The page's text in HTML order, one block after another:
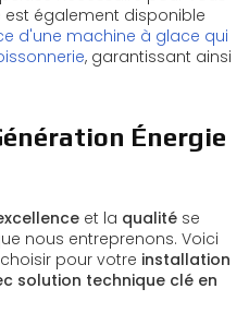
également disponible
d'une machine à glace qui
, garantissant ainsi
Énergie
et la qualité se
nous entreprenons. Voici
pour votre installation
solution technique clé en